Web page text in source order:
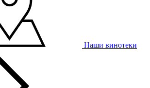
Наши винотеки